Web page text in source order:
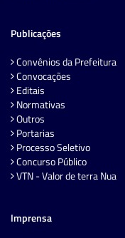
Publicações
Convênios da Prefeitura
Convocações
Editais
Normativas
Outros
Portarias
Processo Seletivo
Concurso Público
VTN - Valor de terra Nua
Imprensa